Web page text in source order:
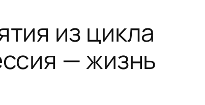
из цикла
— жизнь